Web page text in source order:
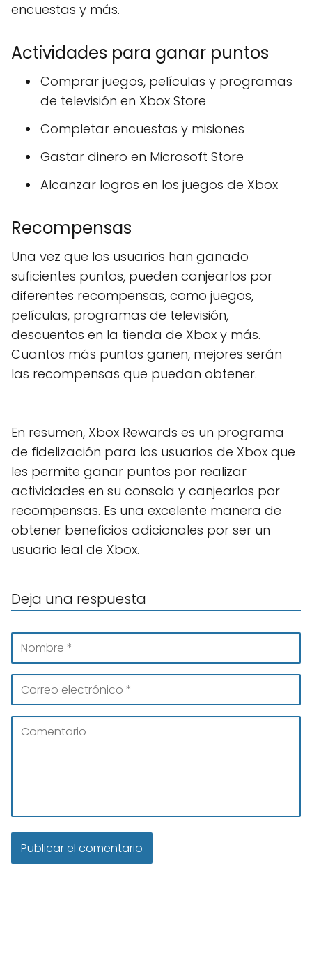
encuestas y más.
Actividades para ganar puntos
Comprar juegos, películas y programas
de televisión en Xbox Store
Completar encuestas y misiones
Gastar dinero en Microsoft Store
Alcanzar logros en los juegos de Xbox
Recompensas
Una vez que los usuarios han ganado
suficientes puntos, pueden canjearlos por
diferentes recompensas, como juegos,
películas, programas de televisión,
descuentos en la tienda de Xbox y más.
Cuantos más puntos ganen, mejores serán
las recompensas que puedan obtener.
En resumen, Xbox Rewards es un programa
de fidelización para los usuarios de Xbox que
les permite ganar puntos por realizar
actividades en su consola y canjearlos por
recompensas. Es una excelente manera de
obtener beneficios adicionales por ser un
usuario leal de Xbox.
Deja una respuesta